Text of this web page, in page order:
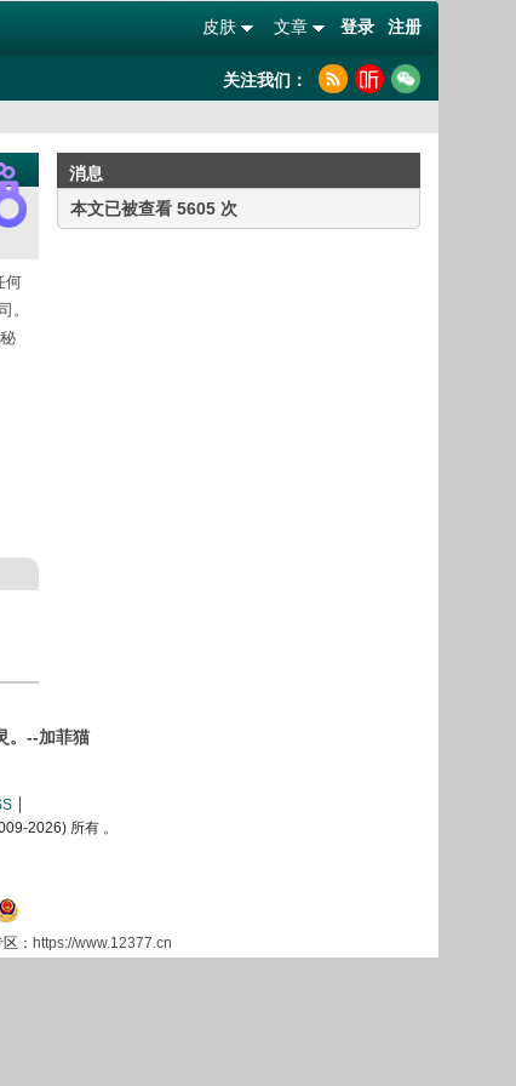
登录 注册
文章
皮肤
关注我们：
消息
本文已被查看 5605 次
何
。
。--加菲猫
2026) 所有 。
： https://www.12377.cn